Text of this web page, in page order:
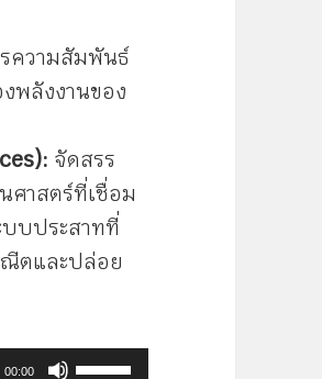
ความสัมพันธ์
พลังงานของ
จัดสรร
ศาสตร์ที่เชื่อม
บบประสาทที่
ณีตและปล่อย
00:00
ใช้